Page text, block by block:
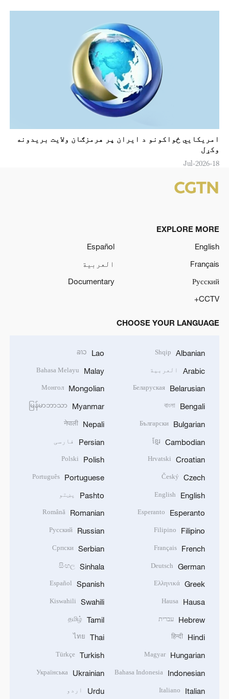
امريکايي ځواکونو د ايران پر هرمزګان ولايت بريدونه
وکړل
18-Jul-2026
EXPLORE MORE
English
Español
Français
العربية
Русский
Documentary
CCTV+
CHOOSE YOUR LANGUAGE
Albanian
Shqip
Arabic العربية
Belarusian
Беларуская
Bengali
বাংলা
Bulgarian
Български
Cambodian
ខ្មែរ
Croatian
Hrvatski
Czech
Český
English
English
Esperanto
Esperanto
Filipino
Filipino
French
Français
German
Deutsch
Greek
Ελληνικά
Hausa
Hausa
Hebrew עברית
Hindi
हिन्दी
Hungarian
Magyar
Indonesian
Bahasa Indonesia
Italian
Italiano
Lao
ລາວ
Malay
Bahasa Melayu
Mongolian
Монгол
Myanmar
မြန်မာဘာသာ
Nepali
नेपाली
Persian فارسی
Polish
Polski
Portuguese
Português
Pashto پښتو
Romanian
Română
Russian
Русский
Serbian
Српски
Sinhala
සිංහල
Spanish
Español
Swahili
Kiswahili
Tamil
தமிழ்
Thai
ไทย
Turkish
Türkçe
Ukrainian
Українська
Urdu اردو